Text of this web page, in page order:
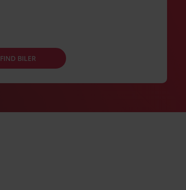
FIND BILER